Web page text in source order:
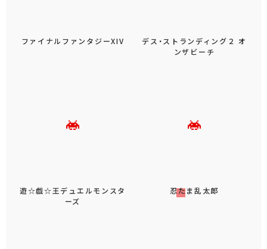
ファイナルファンタジーXIV
デス・ストランディング２ オ
ンザビーチ
遊☆戯☆王デュエルモンスタ
ーズ
忍たま乱太郎